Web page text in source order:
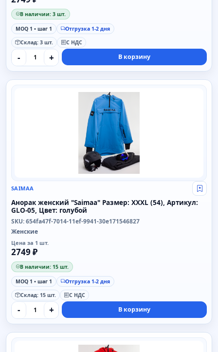
В наличии: 3 шт.
MOQ 1 • шаг 1
Отгрузка 1-2 дня
Склад: 3 шт.
С НДС
- + В корзину
SAIMAA
SAIMAA Свой
Анорак женский "Saimaa" Размер: XXXL (54), Артикул:
GLO-05, Цвет: голубой
SKU: 654fa47f-7014-11ef-9941-30e171546827
Женские
Цена за 1 шт.
2749 ₽
В наличии: 15 шт.
MOQ 1 • шаг 1
Отгрузка 1-2 дня
Склад: 15 шт.
С НДС
- + В корзину
SAIMAA